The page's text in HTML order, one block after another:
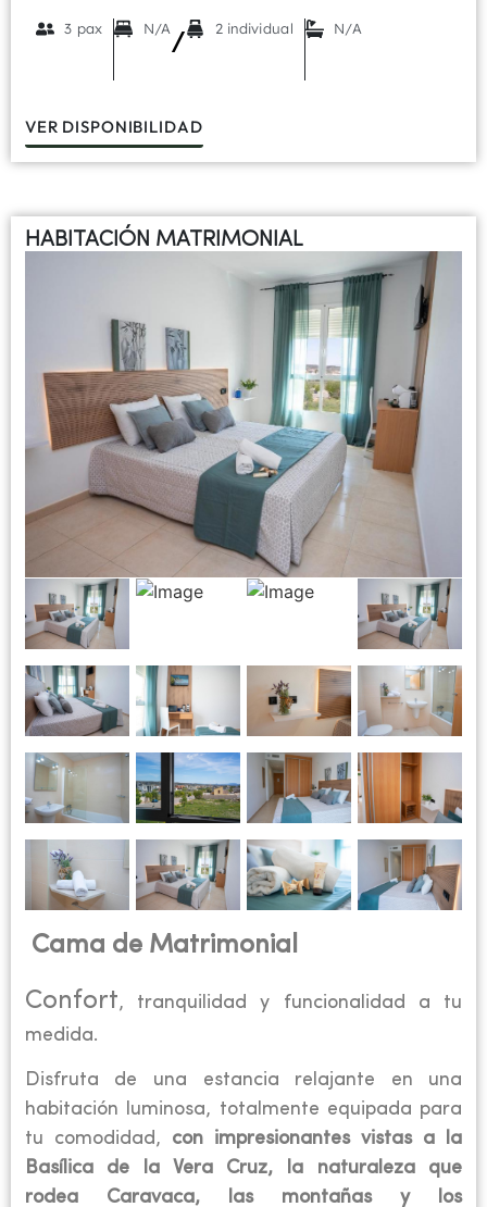
3 pax N/A
/
2 individual N/A
VER DISPONIBILIDAD
HABITACIÓN MATRIMONIAL
Cama de Matrimonial
Confort, tranquilidad y funcionalidad a tu
medida.
Disfruta de una estancia relajante en una
habitación luminosa, totalmente equipada para
tu comodidad, con impresionantes vistas a la
Basílica de la Vera Cruz, la naturaleza que
rodea Caravaca, las montañas y los